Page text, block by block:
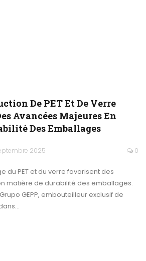
De PET Et De Verre
Avancées Majeures En
Des Emballages
2025 0
du PET et du verre favorisent des
matière de durabilité des emballages.
GEPP, embouteilleur exclusif de